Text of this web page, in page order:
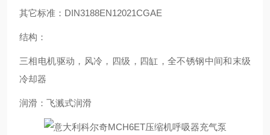
其它标准：DIN3188EN12021CGAE
结构：
三相电机驱动，风冷，四级，四缸，全不锈钢中间和末级
冷却器
润滑：飞溅式润滑